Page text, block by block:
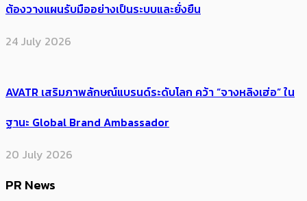
ต้องวางแผนรับมืออย่างเป็นระบบและยั่งยืน
24 July 2026
AVATR เสริมภาพลักษณ์แบรนด์ระดับโลก คว้า “จางหลิงเฮ่อ” ใน
ฐานะ Global Brand Ambassador
20 July 2026
PR News